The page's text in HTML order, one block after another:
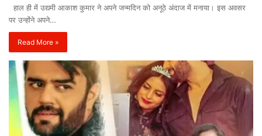
हाल ही में उद्यमी आकाश कुमार ने अपने जन्मदिन को अनूठे अंदाज में मनाया। इस अवसर
पर उन्होंने अपने…
Read More »